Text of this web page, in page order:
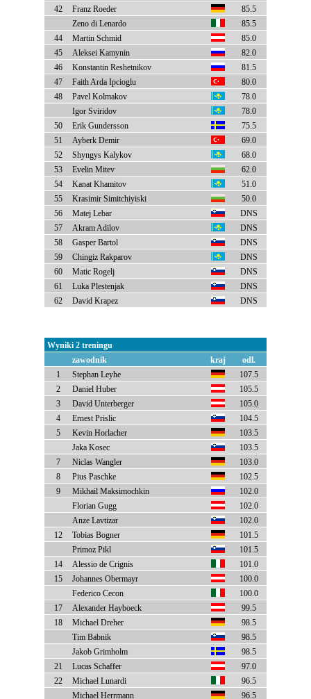
42
Franz Roeder
85.5
Zeno di Lenardo
85.5
44
Martin Schmid
85.0
45
Aleksei Kamynin
82.0
46
Konstantin Reshetnikov
81.5
47
Faith Arda Ipcioglu
80.0
48
Pavel Kolmakov
78.0
Igor Sviridov
78.0
50
Erik Gundersson
75.5
51
Ayberk Demir
69.0
52
Shyngys Kalykov
68.0
53
Evelin Mitev
62.0
54
Kanat Khamitov
51.0
55
Krasimir Simitchiyiski
50.0
56
Matej Lebar
DNS
57
Akram Adilov
DNS
58
Gasper Bartol
DNS
59
Chingiz Rakparov
DNS
60
Matic Rogelj
DNS
61
Luka Plestenjak
DNS
62
David Krapez DNS
Wyniki 2 treningu
zawodnik
kraj
odl.
1
Stephan Leyhe
107.5
2
Daniel Huber
105.5
3
David Unterberger
105.0
4
Ernest Prislic
104.5
5
Kevin Horlacher
103.5
Jaka Kosec
103.5
7
Niclas Wangler
103.0
8
Pius Paschke
102.5
9
Mikhail Maksimochkin
102.0
Florian Gugg
102.0
Anze Lavtizar
102.0
12
Tobias Bogner
101.5
Primoz Pikl
101.5
14
Alessio de Crignis
101.0
15
Johannes Obermayr
100.0
Federico Cecon
100.0
17
Alexander Hayboeck
99.5
18
Michael Dreher
98.5
Tim Babnik
98.5
Jakob Grimholm
98.5
21
Lucas Schaffer
97.0
22
Michael Lunardi
96.5
Michael Herrmann
96.5